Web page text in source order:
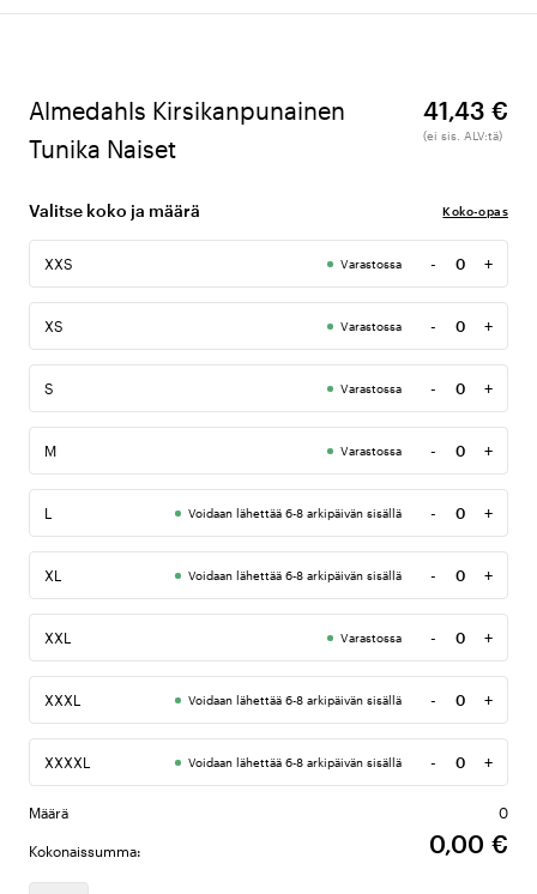
Almedahls Kirsikanpunainen
Tunika Naiset
41,43 €
(ei sis. ALV:tä)
Valitse koko ja määrä Koko-opas
XXS Varastossa -
Määrä
+
XS Varastossa -
Määrä
+
S Varastossa -
Määrä
+
M Varastossa -
Määrä
+
L Voidaan lähettää 6-8 arkipäivän sisällä -
Määrä
+
XL Voidaan lähettää 6-8 arkipäivän sisällä -
Määrä
+
XXL Varastossa -
Määrä
+
XXXL Voidaan lähettää 6-8 arkipäivän sisällä -
Määrä
+
XXXXL Voidaan lähettää 6-8 arkipäivän sisällä -
Määrä
+
Määrä 0
Kokonaissumma: 0,00 €